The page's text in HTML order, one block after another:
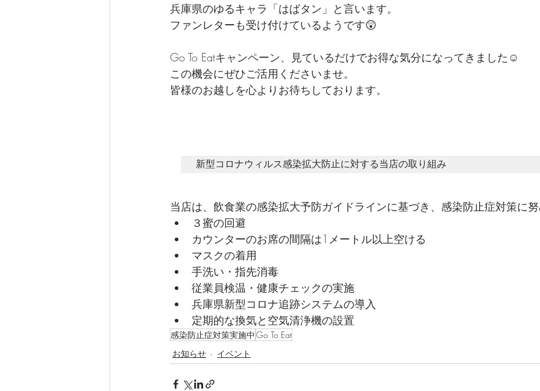
兵庫県のゆるキャラ「はばタン」と言います。
ファンレターも受け付けているようです😲
Go To Eatキャンペーン、
見ているだけでお得な気分になってきました☺
この機会にぜひご活用くださいませ。
皆様のお越しを心よりお待ちしております。
新型コロナウィルス感染拡大防止に対する当店の取り組み
当店は、飲食業の感染拡大予防ガイドラインに基づき、感染防止症対策に
３蜜の回避
カウンターのお席の間隔は1メートル以上空ける
マスクの着用
手洗い・指先消毒
従業員検温・健康チェックの実施
兵庫県新型コロナ追跡システムの導入
定期的な換気と空気清浄機の設置
感染防止症対策実施中Go To Eat
お知らせ
イベント